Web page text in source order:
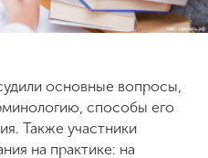
основные вопросы,
способы его
Также участники
на практике: на